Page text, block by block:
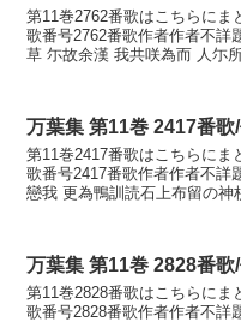
第11巻2762番歌はこちらにま
歌番号2762番歌作者作者不詳
草 尓故余漢 我共咲為而 人尓
万葉集 第11巻 2417番
第11巻2417番歌はこちらにま
歌番号2417番歌作者作者不詳
戀我 更為鴨訓読石上布留の神
万葉集 第11巻 2828番
第11巻2828番歌はこちらにま
歌番号2828番歌作者作者不詳